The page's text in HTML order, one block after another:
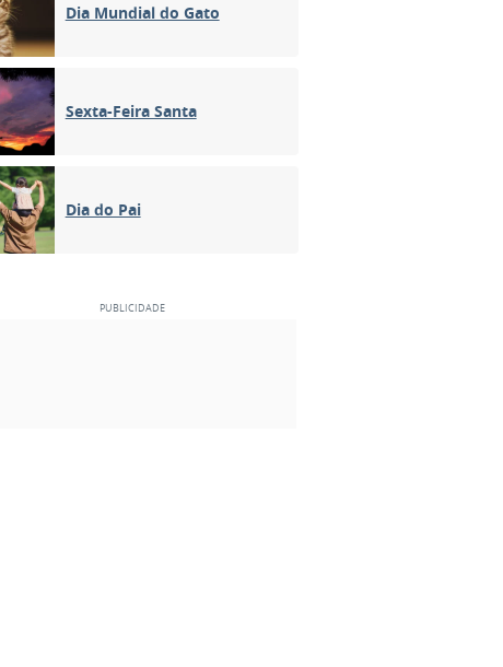
Dia Mundial do Gato
Sexta-Feira Santa
Dia do Pai